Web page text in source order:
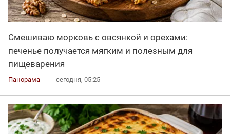
Смешиваю морковь с овсянкой и орехами:
печенье получается мягким и полезным для
пищеварения
Панорама сегодня, 05:25